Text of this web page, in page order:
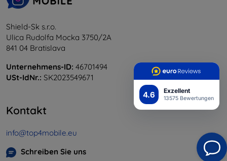
4.6 Exzellent
13575 Bewertungen
Shield-Sk s.r.o.
Ulica Rudolfa Mocka 3750/2A
841 04 Bratislava
Unternehmens-ID: 46701494
USt-IdNr.: SK2023549671
Kontakt
info@top4mobile.eu
Schreiben Sie uns